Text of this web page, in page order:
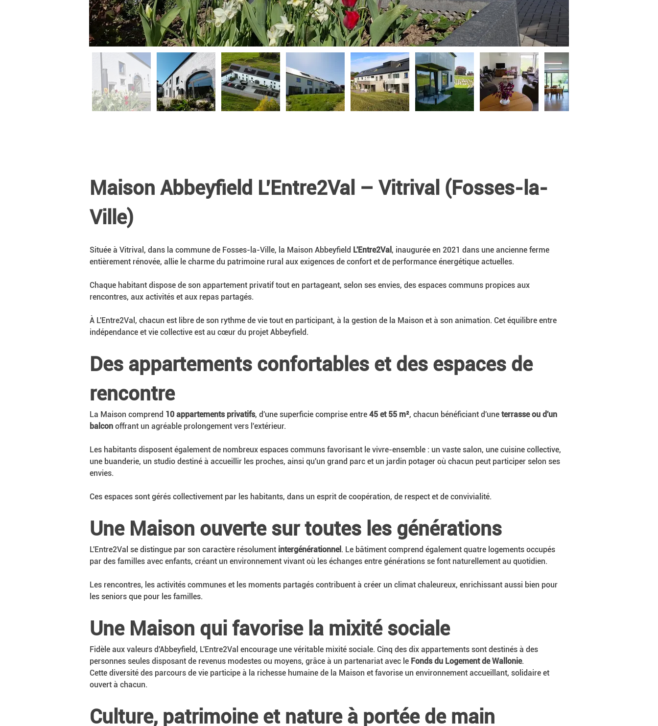
Maison Abbeyfield L'Entre2Val – Vitrival (Fosses-la-
Ville)
Située à Vitrival, dans la commune de Fosses-la-Ville, la Maison Abbeyfield L'Entre2Val , inaugurée en 2021 dans une ancienne ferme
entièrement rénovée, allie le charme du patrimoine rural aux exigences de confort et de performance énergétique actuelles.
Chaque habitant dispose de son appartement privatif tout en partageant, selon ses envies, des espaces communs propices aux
rencontres, aux activités et aux repas partagés.
À L'Entre2Val, chacun est libre de son rythme de vie tout en participant, à la gestion de la Maison et à son animation. Cet équilibre entre
indépendance et vie collective est au cœur du projet Abbeyfield.
Des appartements confortables et des espaces de
rencontre
La Maison comprend 10 appartements privatifs, d'une superficie comprise entre 45 et 55 m², chacun bénéficiant d'une terrasse ou d'un
balcon offrant un agréable prolongement vers l'extérieur.
Les habitants disposent également de nombreux espaces communs favorisant le vivre-ensemble : un vaste salon, une cuisine collective,
une buanderie, un studio destiné à accueillir les proches, ainsi qu'un grand parc et un jardin potager où chacun peut participer selon ses
envies.
Ces espaces sont gérés collectivement par les habitants, dans un esprit de coopération, de respect et de convivialité.
Une Maison ouverte sur toutes les générations
L'Entre2Val se distingue par son caractère résolument intergénérationnel . Le bâtiment comprend également quatre logements occupés
par des familles avec enfants, créant un environnement vivant où les échanges entre générations se font naturellement au quotidien.
Les rencontres, les activités communes et les moments partagés contribuent à créer un climat chaleureux, enrichissant aussi bien pour
les seniors que pour les familles.
Une Maison qui favorise la mixité sociale
Fidèle aux valeurs d'Abbeyfield, L'Entre2Val encourage une véritable mixité sociale. Cinq des dix appartements sont destinés à des
personnes seules disposant de revenus modestes ou moyens, grâce à un partenariat avec le Fonds du Logement de Wallonie.
Cette diversité des parcours de vie participe à la richesse humaine de la Maison et favorise un environnement accueillant, solidaire et
ouvert à chacun.
Culture, patrimoine et nature à portée de main